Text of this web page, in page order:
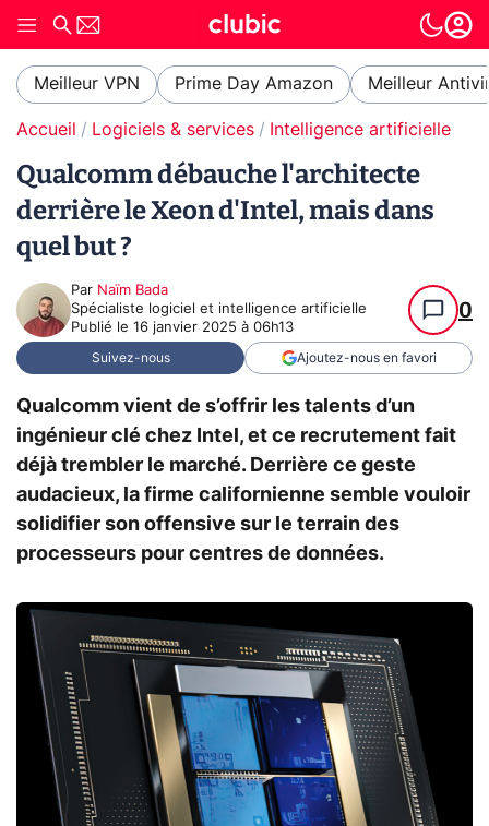
Meilleur VPN Prime Day Amazon Meilleur
Accueil Logiciels & services Intelligence artificielle
Qualcomm débauche l'architecte
derrière le Xeon d'Intel, mais dans
quel but ?
Par Naïm Bada
Spécialiste logiciel et intelligence artificielle
Publié le 16 janvier 2025 à 06h13
0
Suivez-nous Ajoutez-nous en favori
Qualcomm vient de s’offrir les talents d’un
ingénieur clé chez Intel, et ce recrutement fait
déjà trembler le marché. Derrière ce geste
audacieux, la firme californienne semble vouloir
solidifier son offensive sur le terrain des
processeurs pour centres de données.